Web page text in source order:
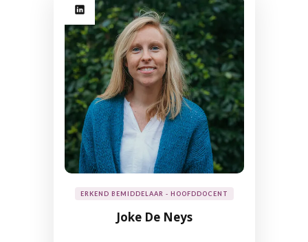
ERKEND BEMIDDELAAR - HOOFDDOCENT
Joke De Neys